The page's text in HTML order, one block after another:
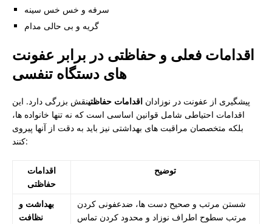
سرفه و خس خس سینه
گریه و بی حالی مدام
اقدامات فعلی و حفاظتی در برابر عفونت
های دستگاه تنفسی
پیشگیری از عفونت در نوزادان اقدامات حفاظتینقش بزرگی دارد. این
اقدامات احتیاطی شامل قوانین اساسی است که نه تنها خانواده ها،
بلکه متخصصان مراقبت های بهداشتی نیز باید به دقت از آنها پیروی
کنند:
اقدامات
حفاظتی
توضیح
بهداشت و
نظافت
شستن مرتب و صحیح دست ها، ضدعفونی کردن
مرتب سطوح اطراف نوزاد و محدود کردن تماس